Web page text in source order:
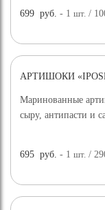
699 руб. - 1шт. /
АРТИШОКИ
Маринованные
сыру, антипасти и
695 руб. - 1шт. /